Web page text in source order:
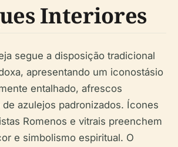
Interiores
segue a disposição tradicional
apresentando um iconostásio
entalhado, afrescos
azulejos padronizados. Ícones
Romenos e vitrais preenchem
e simbolismo espiritual. O